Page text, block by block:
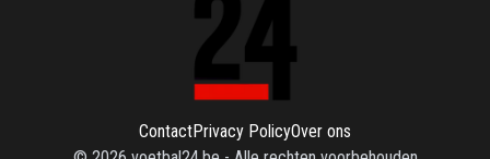
ContactPrivacy PolicyOver ons